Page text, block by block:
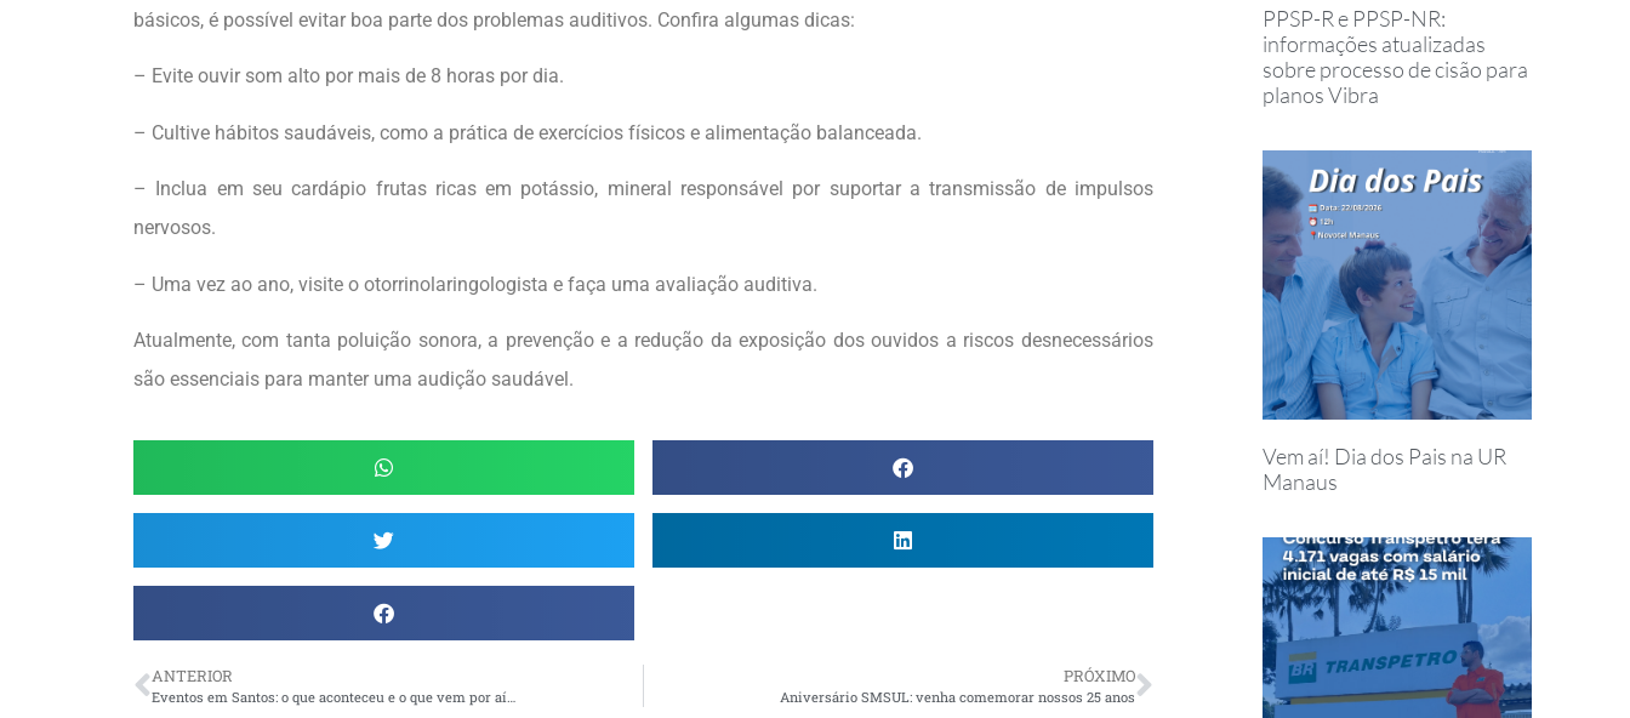
básicos, é possível evitar boa parte dos problemas auditivos. Confira algumas dicas:
– Evite ouvir som alto por mais de 8 horas por dia.
– Cultive hábitos saudáveis, como a prática de exercícios físicos e alimentação balanceada.
– Inclua em seu cardápio frutas ricas em potássio, mineral responsável por suportar a transmissão de impulsos
nervosos.
– Uma vez ao ano, visite o otorrinolaringologista e faça uma avaliação auditiva.
Atualmente, com tanta poluição sonora, a prevenção e a redução da exposição dos ouvidos a riscos desnecessários
são essenciais para manter uma audição saudável.
ANTERIOR
Eventos em Santos: o que aconteceu e o que vem por aí…
PRÓXIMO
Aniversário SMSUL: venha comemorar nossos 25 anos
PPSP-R e PPSP-NR:
informações atualizadas
sobre processo de cisão para
planos Vibra
Vem aí! Dia dos Pais na UR
Manaus